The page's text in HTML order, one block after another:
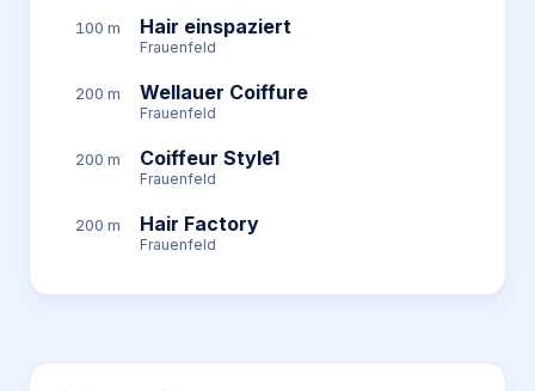
100 m Hair einspaziert
Frauenfeld
200 m Wellauer Coiffure
Frauenfeld
200 m Coiffeur Style1
Frauenfeld
200 m Hair Factory
Frauenfeld